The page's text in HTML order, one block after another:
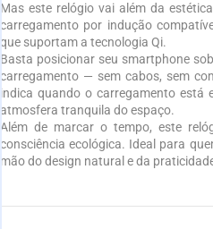
Mas este relógio vai além da
carregamento por indução
que suportam a tecnologia Qi.
Basta posicionar seu smartphone
carregamento — sem cabos, sem
indica quando o carregamento está
atmosfera tranquila do espaço.
Além de marcar o tempo, este
consciência ecológica. Ideal para
mão do design natural e da